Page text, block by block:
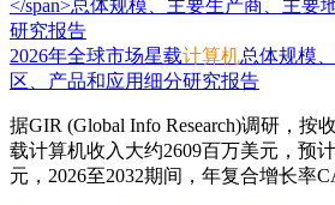
2026年全球市场星载计算机总体规模
区、产品和应用细分研究报告
据GIR (Global Info Research)调研，按
载计算机收入大约2609百万美元，预
元，2026至2032期间，年复合增长率